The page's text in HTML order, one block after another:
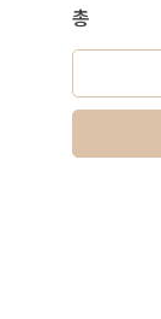
총